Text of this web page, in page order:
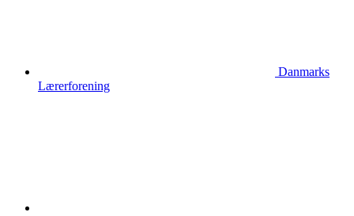
Danmarks
Lærerforening